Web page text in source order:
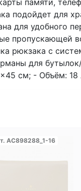
памяти,
подойдет для
для удобного
пропускающей
рюкзака с
для
см; - Объём: 18
AC898288_1-16